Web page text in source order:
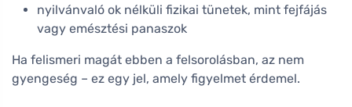
nyilvánvaló ok nélküli fizikai tünetek, mint fejfájás
vagy emésztési panaszok
Ha felismeri magát ebben a felsorolásban, az nem
gyengeség – ez egy jel, amely figyelmet érdemel.